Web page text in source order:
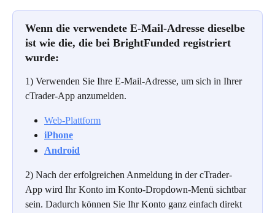
Wenn die verwendete E-Mail-Adresse dieselbe
ist wie die, die bei BrightFunded registriert
wurde:
1) Verwenden Sie Ihre E-Mail-Adresse, um sich in Ihrer
cTrader-App anzumelden.
Web-Plattform
iPhone
Android
2) Nach der erfolgreichen Anmeldung in der cTrader-
App wird Ihr Konto im Konto-Dropdown-Menü sichtbar
sein. Dadurch können Sie Ihr Konto ganz einfach direkt